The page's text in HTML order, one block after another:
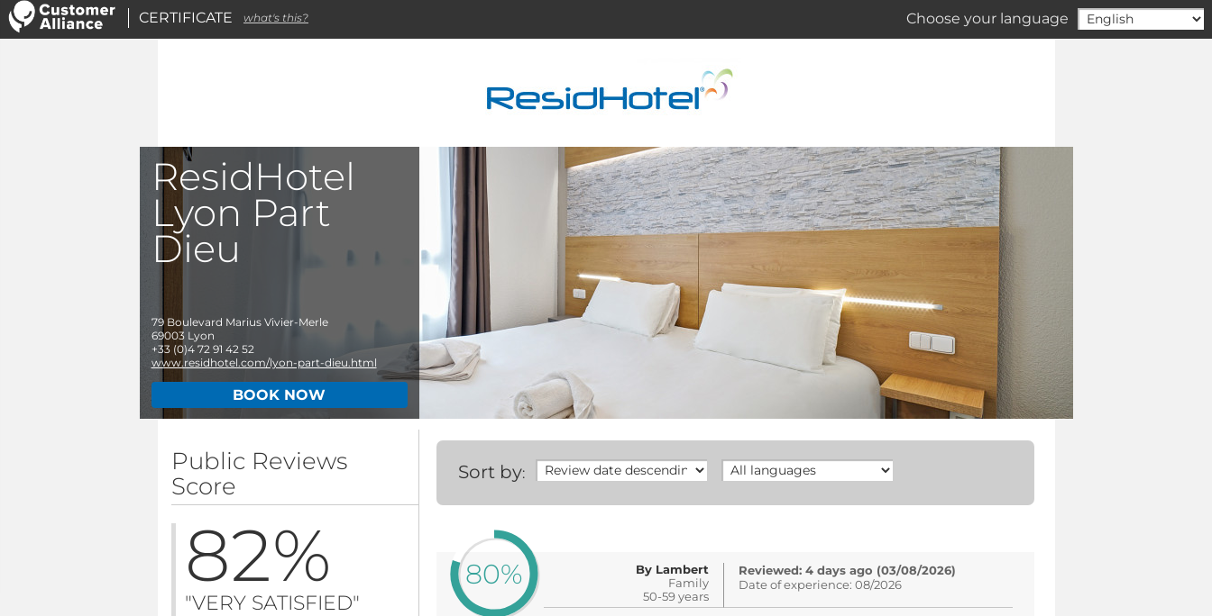
Choose your language
ResidHotel
Lyon Part
Dieu
79 Boulevard Marius Vivier-Merle
69003 Lyon
+33 (0)4 72 91 42 52
www.residhotel.com/lyon-part-dieu.html
BOOK NOW
Public Reviews
Score
82%
"VERY SATISFIED"
Sort by:
80%
By Lambert
Family
50-59 years
Reviewed: 4 days ago (03/08/2026)
Date of experience: 08/2026
CERTIFICATE what's this?